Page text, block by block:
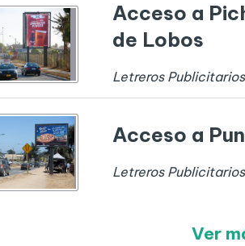
Acceso a
de Lobos
Letreros Publicitarios
Acceso a
Letreros Publicitarios
Ver